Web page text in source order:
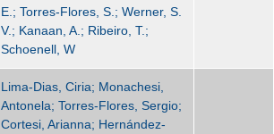
E.; Torres-Flores, S.; Werner, S.
V.; Kanaan, A.; Ribeiro, T.;
Schoenell, W
Lima-Dias, Ciria; Monachesi,
Antonela; Torres-Flores, Sergio;
Cortesi, Arianna; Hernández-